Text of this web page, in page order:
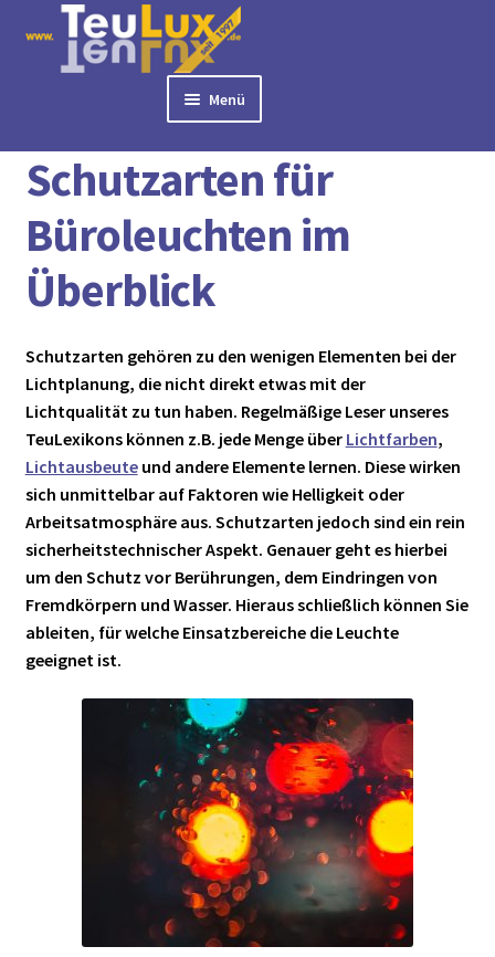
Navigation
springen
Inhalt
springen
Menü
► LED PANELS
► DOWNLIGHTS
► DECKENLEUCHTEN
► TISCHLEUCHTEN
► AUSSENLEUCHTEN
► LED STREIFEN
► ZUBEHÖR
► LEUCHTMITTEL
► ZAHLARTEN
► VERSANDARTEN
Schutzarten für
Büroleuchten im
Überblick
Schutzarten gehören zu den wenigen Elementen bei der
Lichtplanung, die nicht direkt etwas mit der
Lichtqualität zu tun haben. Regelmäßige Leser unseres
TeuLexikons können z.B. jede Menge über Lichtfarben,
Lichtausbeuteund andere Elemente lernen. Diese wirken
sich unmittelbar auf Faktoren wie Helligkeit oder
Arbeitsatmosphäre aus. Schutzarten jedoch sind ein rein
sicherheitstechnischer Aspekt. Genauer geht es hierbei
um den Schutz vor Berührungen, dem Eindringen von
Fremdkörpern und Wasser. Hieraus schließlich können Sie
ableiten, für welche Einsatzbereiche die Leuchte
geeignet ist.